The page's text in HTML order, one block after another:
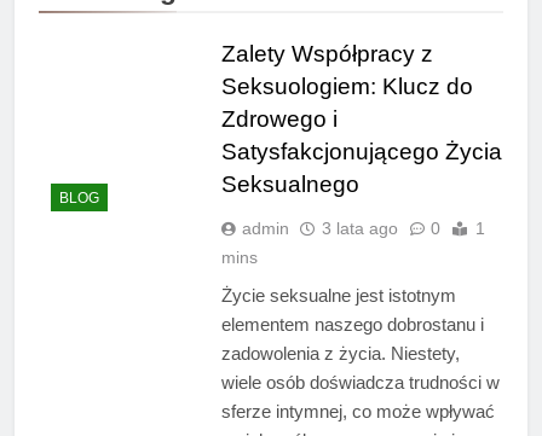
BLOG
Zalety Współpracy z
Seksuologiem: Klucz do
Zdrowego i
Satysfakcjonującego Życia
Seksualnego
admin 3 lata ago 0
1
mins
Życie seksualne jest istotnym
elementem naszego dobrostanu i
zadowolenia z życia. Niestety,
wiele osób doświadcza trudności w
sferze intymnej, co może wpływać